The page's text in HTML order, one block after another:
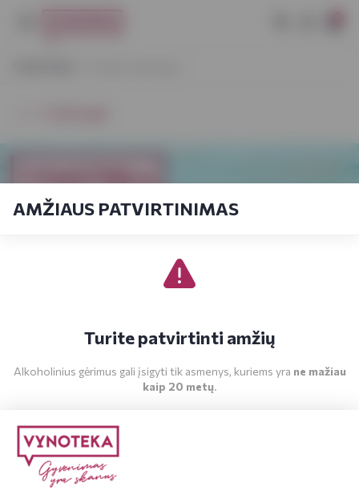
AMŽIAUS PATVIRTINIMAS
Turite patvirtinti amžių
Alkoholinius gėrimus gali įsigyti tik asmenys, kuriems yra ne mažiau
kaip 20 metų.